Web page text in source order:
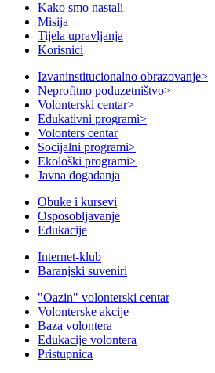
Kako smo nastali
Misija
Tijela upravljanja
Korisnici
Izvaninstitucionalno obrazovanje>
Neprofitno poduzetništvo>
Volonterski centar>
Edukativni programi>
Volonters centar
Socijalni programi>
Ekološki programi>
Javna događanja
Obuke i kursevi
Osposobljavanje
Edukacije
Internet-klub
Baranjski suveniri
"Oazin" volonterski centar
Volonterske akcije
Baza volontera
Edukacije volontera
Pristupnica